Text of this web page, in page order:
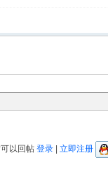
以回帖 登录| 立即注册